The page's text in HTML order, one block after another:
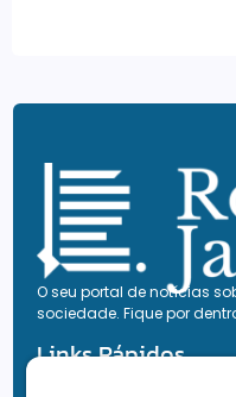
O seu portal de notícias
sociedade. Fique por
Links Rápidos